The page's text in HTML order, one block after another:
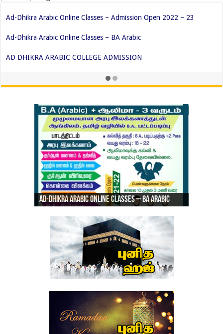
ரியாத் ஜும்ஆ தமிழாக்கம், Jamia Al Hajiri Masjid (Kuwait Masjid),
Malaz, Riyadh
Ad-Dhikra Arabic Online Classes – Admission
Open 2022 – 23
Ad-Dhikra Arabic Online Classes – BA Arabic
AD DHIKRA ARABIC COLLEGE ADMISSION
ரியாத் ஜும்ஆ தமிழாக்கம், Jamia Al Hajiri
Masjid (Kuwait Masjid), Malaz, Riyadh